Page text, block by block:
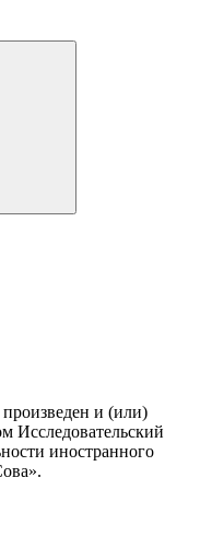
и (или)
Исследовательский
иностранного